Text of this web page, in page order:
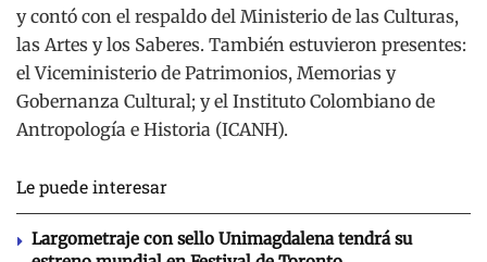
y contó con el respaldo del Ministerio de las Culturas,
las Artes y los Saberes. También estuvieron presentes:
el Viceministerio de Patrimonios, Memorias y
Gobernanza Cultural; y el Instituto Colombiano de
Antropología e Historia (ICANH).
Le puede interesar
Largometraje con sello Unimagdalena tendrá su